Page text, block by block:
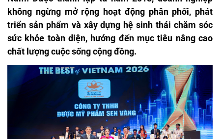
không ngừng mở rộng hoạt động phân phối, phát
triển sản phẩm và xây dựng hệ sinh thái chăm sóc
sức khỏe toàn diện, hướng đến mục tiêu nâng cao
chất lượng cuộc sống cộng đồng.